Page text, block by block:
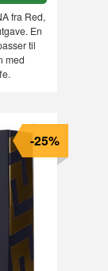
fra Red,
En
til
med
-25%